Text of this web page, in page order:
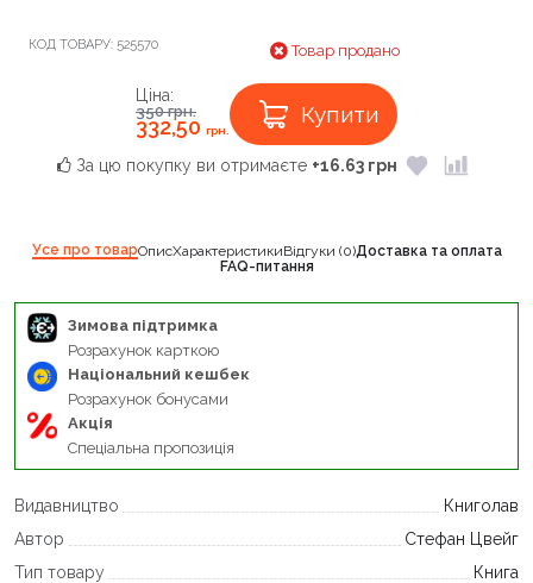
КОД ТОВАРУ: 525570 Товар продано
Ціна:
350грн.
332,50 грн.
Купити
За цю покупку ви отримаєте +16.63 грн
Усе про товарОписХарактеристикиВідгуки (0)Доставка та оплата
FAQ-питання
Зимова підтримка
Розрахунок карткою
Національний кешбек
Розрахунок бонусами
Акція
Спеціальна пропозиція
Видавництво
Книголав
Автор
Стефан Цвейг
Тип товару
Книга